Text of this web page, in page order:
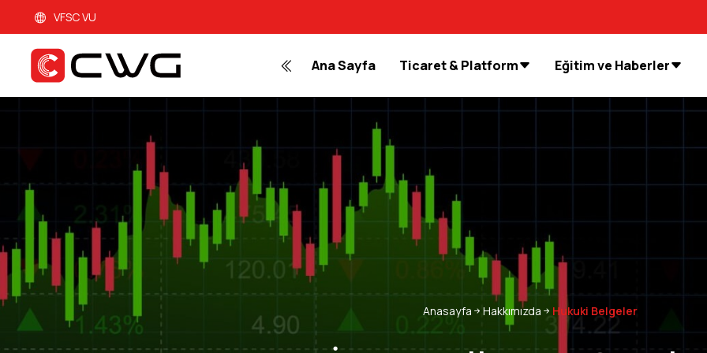
VFSC VU
Ana Sayfa Ticaret & Platform Eğitim ve Haberler
Anasayfa Hakkımızda Hukuki Belgeler